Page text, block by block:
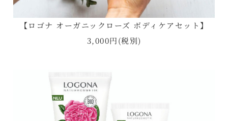
【ロゴナ オーガニックローズ ボディケアセット】
3,000円(税別)